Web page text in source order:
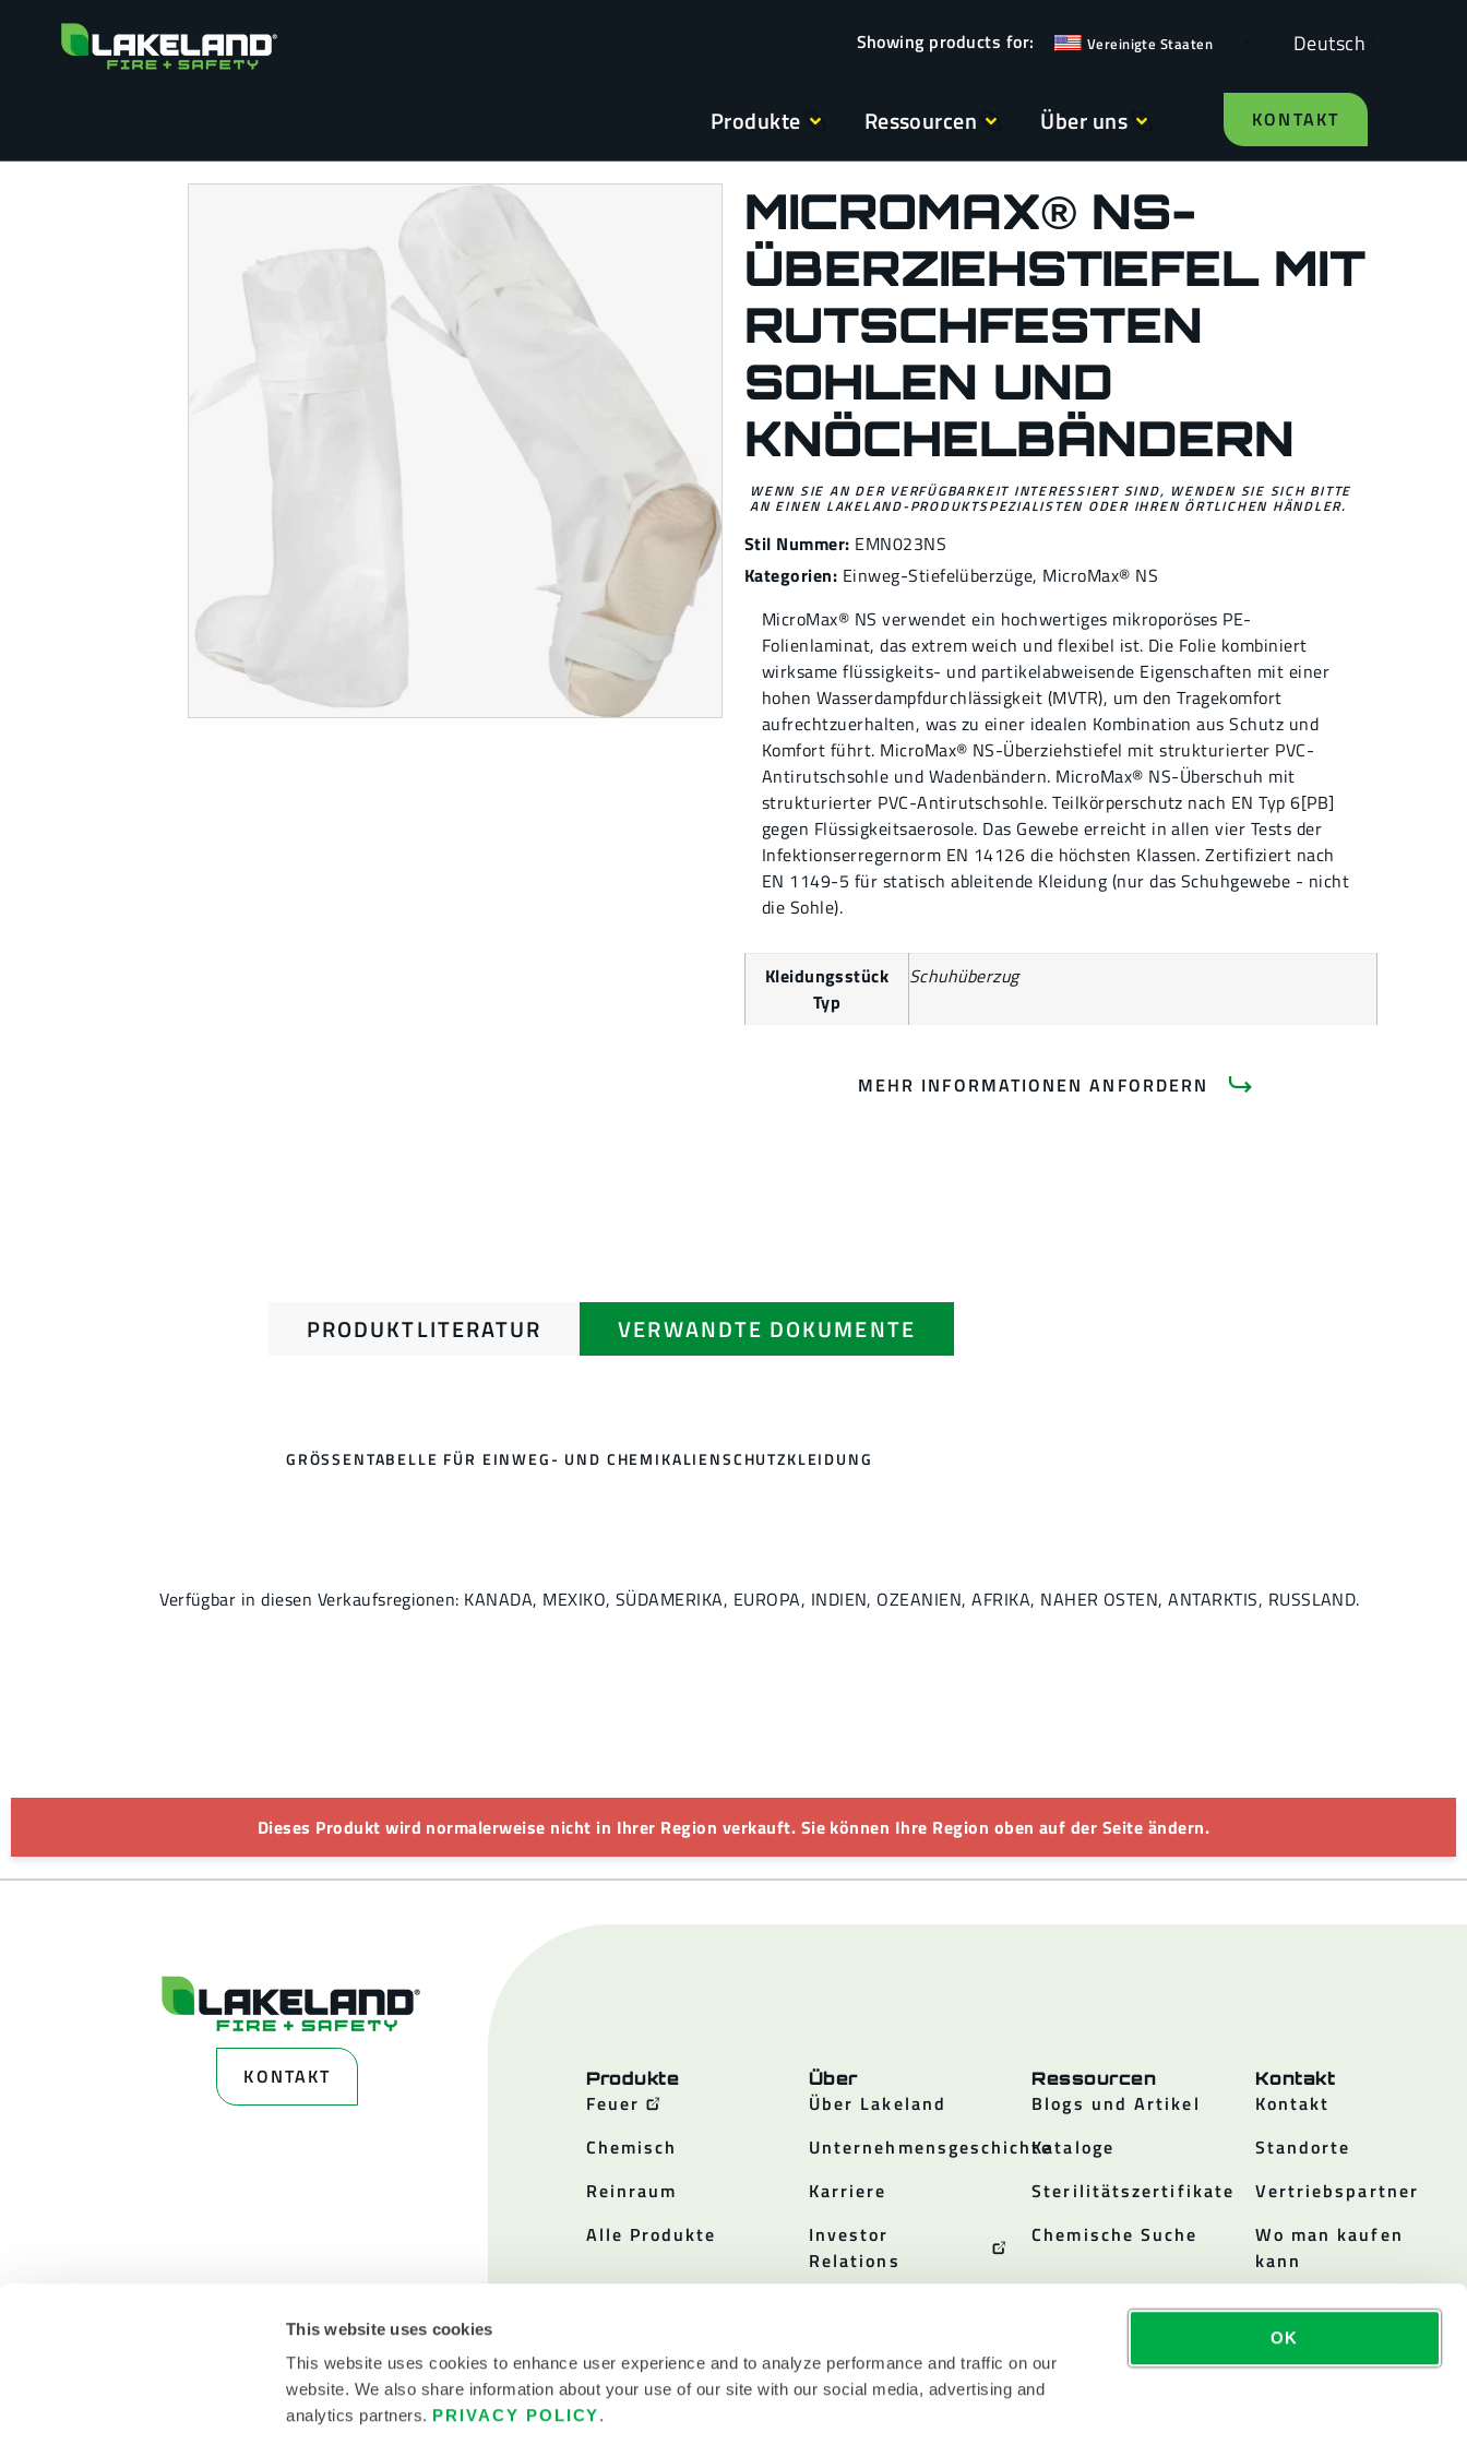
This website uses cookies
This website uses cookies to enhance user experience and to analyze performance and traffic on our
website. We also share information about your use of our site with our social media, advertising and
analytics partners. PRIVACY POLICY.
OK
Vereinigte Staaten Deutsch
Produkte Ressourcen Über uns KONTAKT
MICROMAX® NS-
ÜBERZIEHSTIEFEL MIT
RUTSCHFESTEN
SOHLEN UND
KNÖCHELBÄNDERN
WENN SIE AN DER VERFÜGBARKEIT INTERESSIERT SIND, WENDEN SIE SICH BITTE
AN EINEN LAKELAND-PRODUKTSPEZIALISTEN ODER IHREN ÖRTLICHEN HÄNDLER.
Stil Nummer: EMN023NS
Kategorien: Einweg-Stiefelüberzüge, MicroMax® NS
MicroMax® NS verwendet ein hochwertiges mikroporöses PE-
Folienlaminat, das extrem weich und flexibel ist. Die Folie kombiniert
wirksame flüssigkeits- und partikelabweisende Eigenschaften mit einer
hohen Wasserdampfdurchlässigkeit (MVTR), um den Tragekomfort
aufrechtzuerhalten, was zu einer idealen Kombination aus Schutz und
Komfort führt. MicroMax® NS-Überziehstiefel mit strukturierter PVC-
Antirutschsohle und Wadenbändern. MicroMax® NS-Überschuh mit
strukturierter PVC-Antirutschsohle. Teilkörperschutz nach EN Typ 6[PB]
gegen Flüssigkeitsaerosole. Das Gewebe erreicht in allen vier Tests der
Infektionserregernorm EN 14126 die höchsten Klassen. Zertifiziert nach
EN 1149-5 für statisch ableitende Kleidung (nur das Schuhgewebe - nicht
die Sohle).
Kleidungsstück
Typ
Schuhüberzug
MEHR INFORMATIONEN ANFORDERN
PRODUKTLITERATUR VERWANDTE DOKUMENTE
GRÖSSENTABELLE FÜR EINWEG- UND CHEMIKALIENSCHUTZKLEIDUNG
Verfügbar in diesen Verkaufsregionen: KANADA, MEXIKO, SÜDAMERIKA, EUROPA, INDIEN, OZEANIEN, AFRIKA, NAHER OSTEN, ANTARKTIS, RUSSLAND.
Dieses Produkt wird normalerweise nicht in Ihrer Region verkauft. Sie können Ihre Region oben auf der Seite ändern.
KONTAKT Produkte
Feuer
Chemisch
Reinraum
Alle Produkte
Über
Über Lakeland
Unternehmensgeschichte
Karriere
Investor
Relations
Ressourcen
Blogs und Artikel
Kataloge
Sterilitätszertifikate
Chemische Suche
Kontakt
Kontakt
Standorte
Vertriebspartner
Wo man kaufen
kann